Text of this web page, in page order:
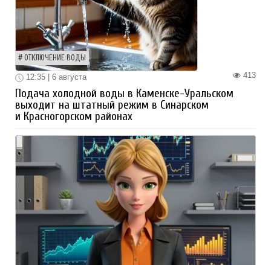
ОТКЛЮЧЕНИЕ ВОДЫ
413
12:35 | 6 августа
Подача холодной воды в Каменске-Уральском
выходит на штатный режим в Синарском
и Красногорском районах